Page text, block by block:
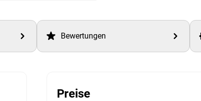
Bewertungen
Preise